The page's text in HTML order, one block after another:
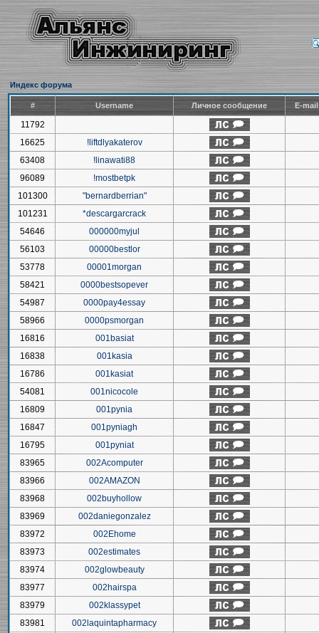
Индекс форума
# Username Личное сообщение E-
11792
16625
!liftdlyakaterov
63408
!linawati88
96089
!mostbetpk
101300
"bernardberrian"
101231
*descargarcrack
54646
000000myjul
56103
00000bestlor
53778
00001morgan
58421
0000bestsopever
54987
0000pay4essay
58966
0000psmorgan
16816
001basiat
16838
001kasia
16786
001kasiat
54081
001nicocole
16809
001pynia
16847
001pyniagh
16795
001pyniat
83965
002Acomputer
83966
002AMAZON
83968
002buyhollow
83969
002daniegonzalez
83972
002Ehome
83973
002estimates
83974
002glowbeauty
83977
002hairspa
83979
002klassypet
83981
002laquintapharmacy